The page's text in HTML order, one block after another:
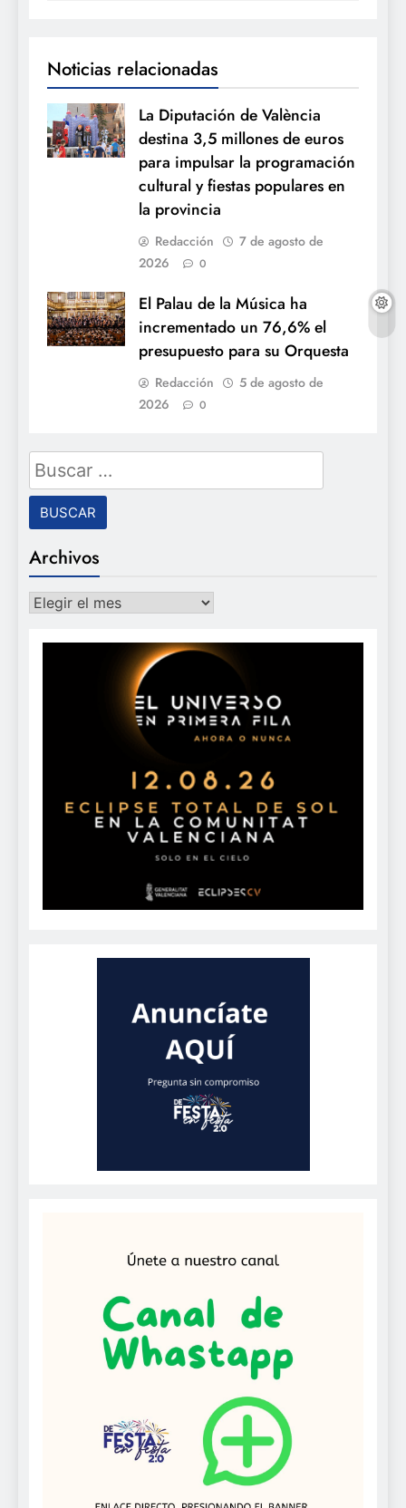
Noticias relacionadas
La Diputación de València
destina 3,5 millones de euros
para impulsar la programación
cultural y fiestas populares en
la provincia
Redacción
7 de agosto de
2026
0
El Palau de la Música ha
incrementado un 76,6% el
presupuesto para su Orquesta
Redacción
5 de agosto de
2026
0
Buscar:
Archivos
Archivos